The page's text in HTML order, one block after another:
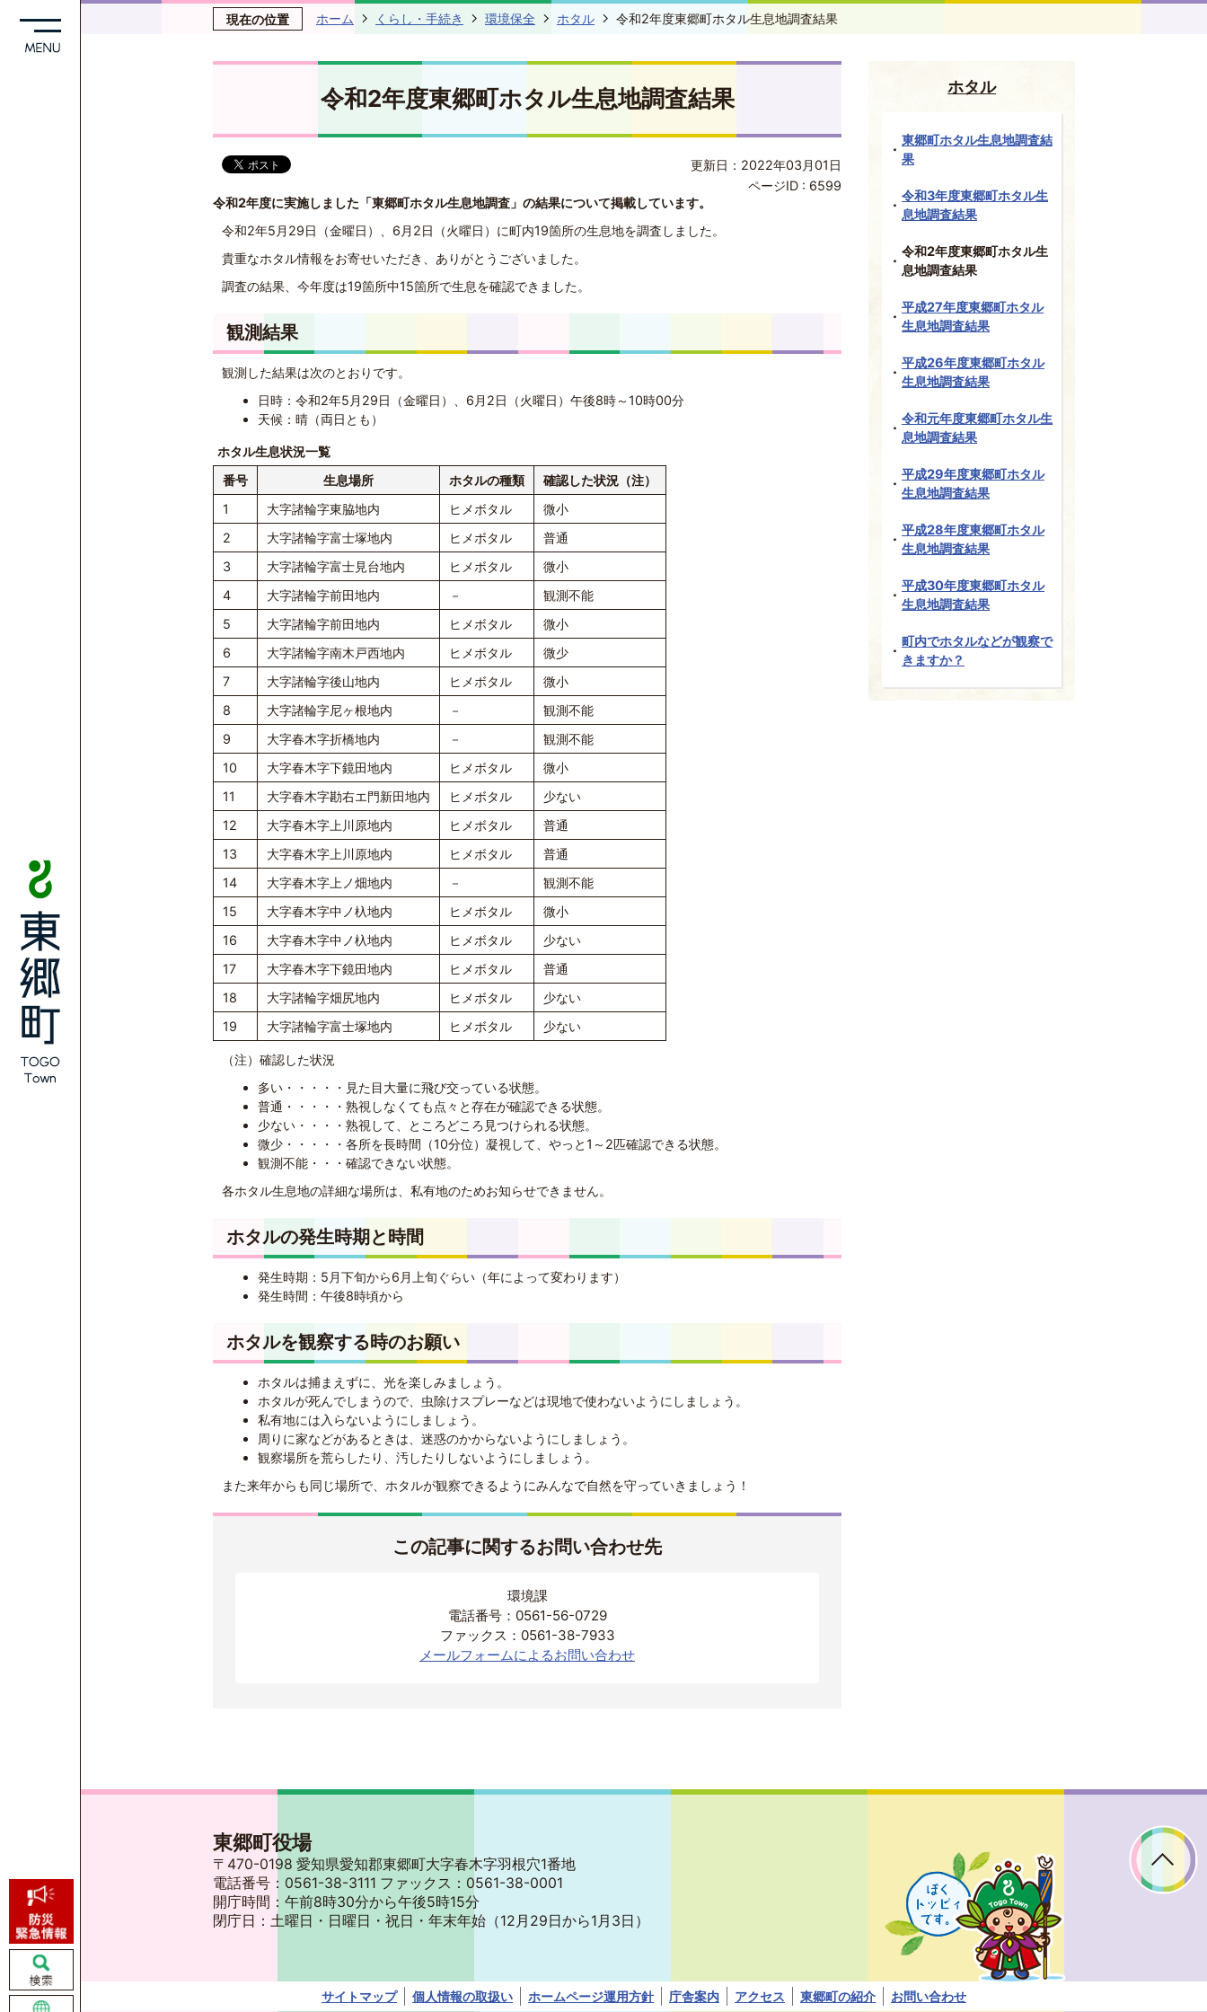
現在の位置 ホーム くらし・手続き 環境保全 ホタル 令和2年度東郷町ホタル生息地調査結果
令和2年度東郷町ホタル生息地調査結果
更新日：2022年03月01日
ページID : 6599
令和2年度に実施しました「東郷町ホタル生息地調査」の結果について掲載しています。
令和2年5月29日（金曜日）、6月2日（火曜日）に町内19箇所の生息地を調査しました。
貴重なホタル情報をお寄せいただき、ありがとうございました。
調査の結果、今年度は19箇所中15箇所で生息を確認できました。
観測結果
観測した結果は次のとおりです。
日時：令和2年5月29日（金曜日）、6月2日（火曜日）午後8時～10時00分
天候：晴（両日とも）
ホタル生息状況一覧
番号
生息場所 ホタルの種類
確認した状況（注）
1
大字諸輪字東脇地内 ヒメボタル
微小
2
大字諸輪字富士塚地内 ヒメボタル
普通
3
大字諸輪字富士見台地内 ヒメボタル
微小
4
大字諸輪字前田地内 －
観測不能
5
大字諸輪字前田地内 ヒメボタル
微小
6
大字諸輪字南木戸西地内 ヒメボタル
微少
7
大字諸輪字後山地内 ヒメボタル
微小
8
大字諸輪字尼ヶ根地内 －
観測不能
9
大字春木字折橋地内 －
観測不能
10
大字春木字下鏡田地内 ヒメボタル
微小
11
大字春木字勘右エ門新田地内 ヒメボタル
少ない
12
大字春木字上川原地内 ヒメボタル
普通
13
大字春木字上川原地内 ヒメボタル
普通
14
大字春木字上ノ畑地内 －
観測不能
15
大字春木字中ノ杁地内 ヒメボタル
微小
16
大字春木字中ノ杁地内 ヒメボタル
少ない
17
大字春木字下鏡田地内 ヒメボタル
普通
18
大字諸輪字畑尻地内 ヒメボタル
少ない
19
大字諸輪字富士塚地内 ヒメボタル 少ない
（注）確認した状況
多い・・・・・見た目大量に飛び交っている状態。
普通・・・・・熟視しなくても点々と存在が確認できる状態。
少ない・・・・熟視して、ところどころ見つけられる状態。
微少・・・・・各所を長時間（10分位）凝視して、やっと1～2匹確認できる状態。
観測不能・・・確認できない状態。
各ホタル生息地の詳細な場所は、私有地のためお知らせできません。
ホタルの発生時期と時間
発生時期：5月下旬から6月上旬ぐらい（年によって変わります）
発生時間：午後8時頃から
ホタルを観察する時のお願い
ホタルは捕まえずに、光を楽しみましょう。
ホタルが死んでしまうので、虫除けスプレーなどは現地で使わないようにしましょう。
私有地には入らないようにしましょう。
周りに家などがあるときは、迷惑のかからないようにしましょう。
観察場所を荒らしたり、汚したりしないようにしましょう。
また来年からも同じ場所で、ホタルが観察できるようにみんなで自然を守っていきましょう！
この記事に関するお問い合わせ先
環境課
電話番号：0561-56-0729
ファックス：0561-38-7933
メールフォームによるお問い合わせ
ホタル
東郷町ホタル生息地調査結
果
令和3年度東郷町ホタル生
息地調査結果
令和2年度東郷町ホタル生
息地調査結果
平成27年度東郷町ホタル
生息地調査結果
平成26年度東郷町ホタル
生息地調査結果
令和元年度東郷町ホタル生
息地調査結果
平成29年度東郷町ホタル
生息地調査結果
平成28年度東郷町ホタル
生息地調査結果
平成30年度東郷町ホタル
生息地調査結果
町内でホタルなどが観察で
きますか？
東郷町役場
〒470-0198 愛知県愛知郡東郷町大字春木字羽根穴1番地
電話番号：0561-38-3111 ファックス：0561-38-0001
開庁時間：午前8時30分から午後5時15分
閉庁日：土曜日・日曜日・祝日・年末年始 （12月29日から1月3日）
ッ
ピ
す。
サイトマップ 個人情報の取扱い ホームページ運用方針 庁舎案内 アクセス 東郷町の紹介 お問い合わせ